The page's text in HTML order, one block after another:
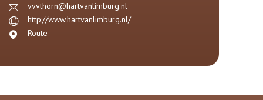
vvvthorn@hartvanlimburg.nl
http://www.hartvanlimburg.nl/
Route